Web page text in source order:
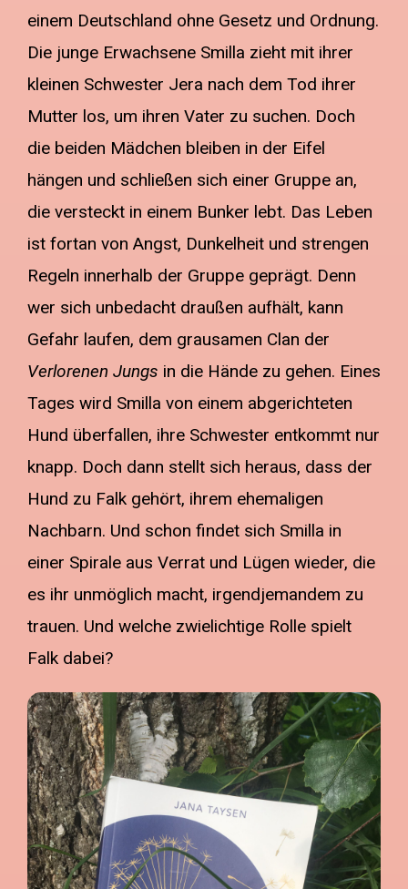
einem Deutschland ohne Gesetz und Ordnung.
Die junge Erwachsene Smilla zieht mit ihrer
kleinen Schwester Jera nach dem Tod ihrer
Mutter los, um ihren Vater zu suchen. Doch
die beiden Mädchen bleiben in der Eifel
hängen und schließen sich einer Gruppe an,
die versteckt in einem Bunker lebt. Das Leben
ist fortan von Angst, Dunkelheit und strengen
Regeln innerhalb der Gruppe geprägt. Denn
wer sich unbedacht draußen aufhält, kann
Gefahr laufen, dem grausamen Clan der
Verlorenen Jungs in die Hände zu gehen. Eines
Tages wird Smilla von einem abgerichteten
Hund überfallen, ihre Schwester entkommt nur
knapp. Doch dann stellt sich heraus, dass der
Hund zu Falk gehört, ihrem ehemaligen
Nachbarn. Und schon findet sich Smilla in
einer Spirale aus Verrat und Lügen wieder, die
es ihr unmöglich macht, irgendjemandem zu
trauen. Und welche zwielichtige Rolle spielt
Falk dabei?